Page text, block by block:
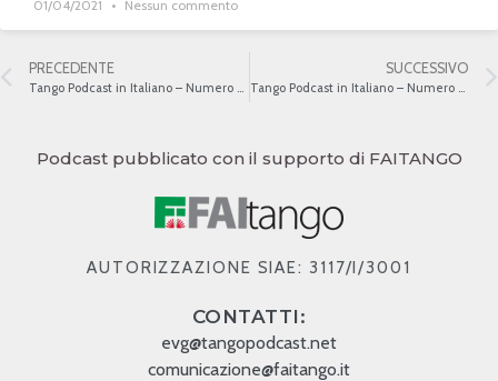
01/04/2021 Nessun commento
PRECEDENTE SUCCESSIVO
Podcast pubblicato con il supporto di FAITANGO
AUTORIZZAZIONE SIAE: 3117/I/3001
CONTATTI:
evg@tangopodcast.net
comunicazione@faitango.it